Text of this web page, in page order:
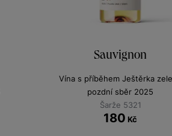
Sauvignon
Vína s příběhem Ještěrka
pozdní sběr 2025
Šarže 5321
180 Kč